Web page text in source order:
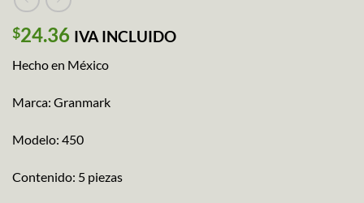
$24.36 IVA INCLUIDO
Hecho en México
Marca: Granmark
Modelo: 450
Contenido: 5 piezas